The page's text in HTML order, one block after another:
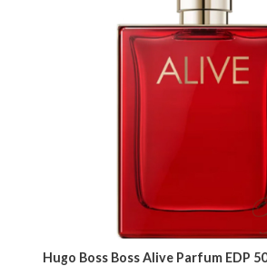
Hugo Boss Boss Alive Parfum EDP